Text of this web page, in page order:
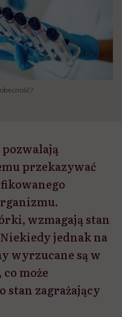
przekazywać
wzmagają stan
jednak na
wyrzucane są w
może
stan zagrażający